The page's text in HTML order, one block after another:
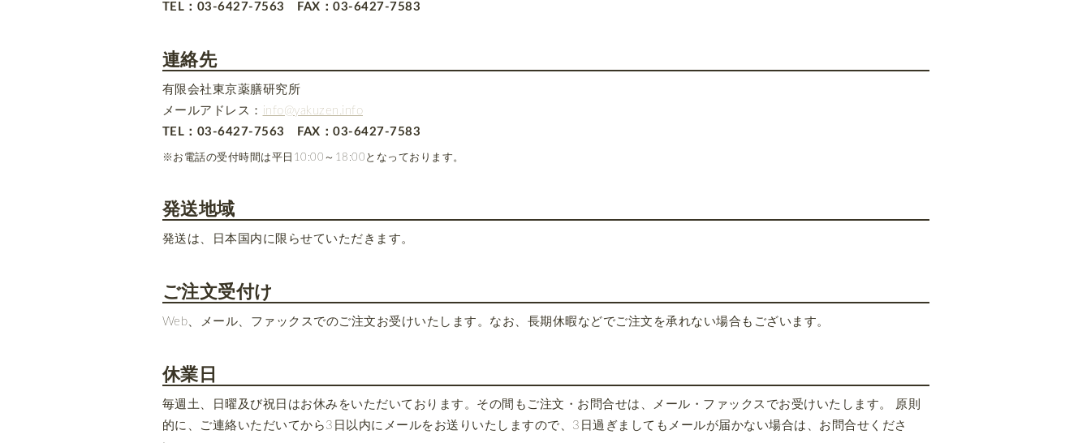
TEL： 03-6427-7563 FAX：03-6427-7583
連絡先
有限会社東京薬膳研究所
メールアドレス： info@yakuzen.info
TEL： 03-6427-7563 FAX：03-6427-7583
※お電話の受付時間は平日10:00～18:00となっております。
発送地域
発送は、日本国内に限らせていただきます。
ご注文受付け
Web、メール、ファックスでのご注文お受けいたします。なお、長期休暇などでご注文を承れない場合もございます。
休業日
毎週土、日曜及び祝日はお休みをいただいております。その間もご注文・お問合せは、メール・ファックスでお受けいたします。 原則
的に、ご連絡いただいてから3日以内にメールをお送りいたしますので、3日過ぎましてもメールが届かない場合は、お問合せくださ